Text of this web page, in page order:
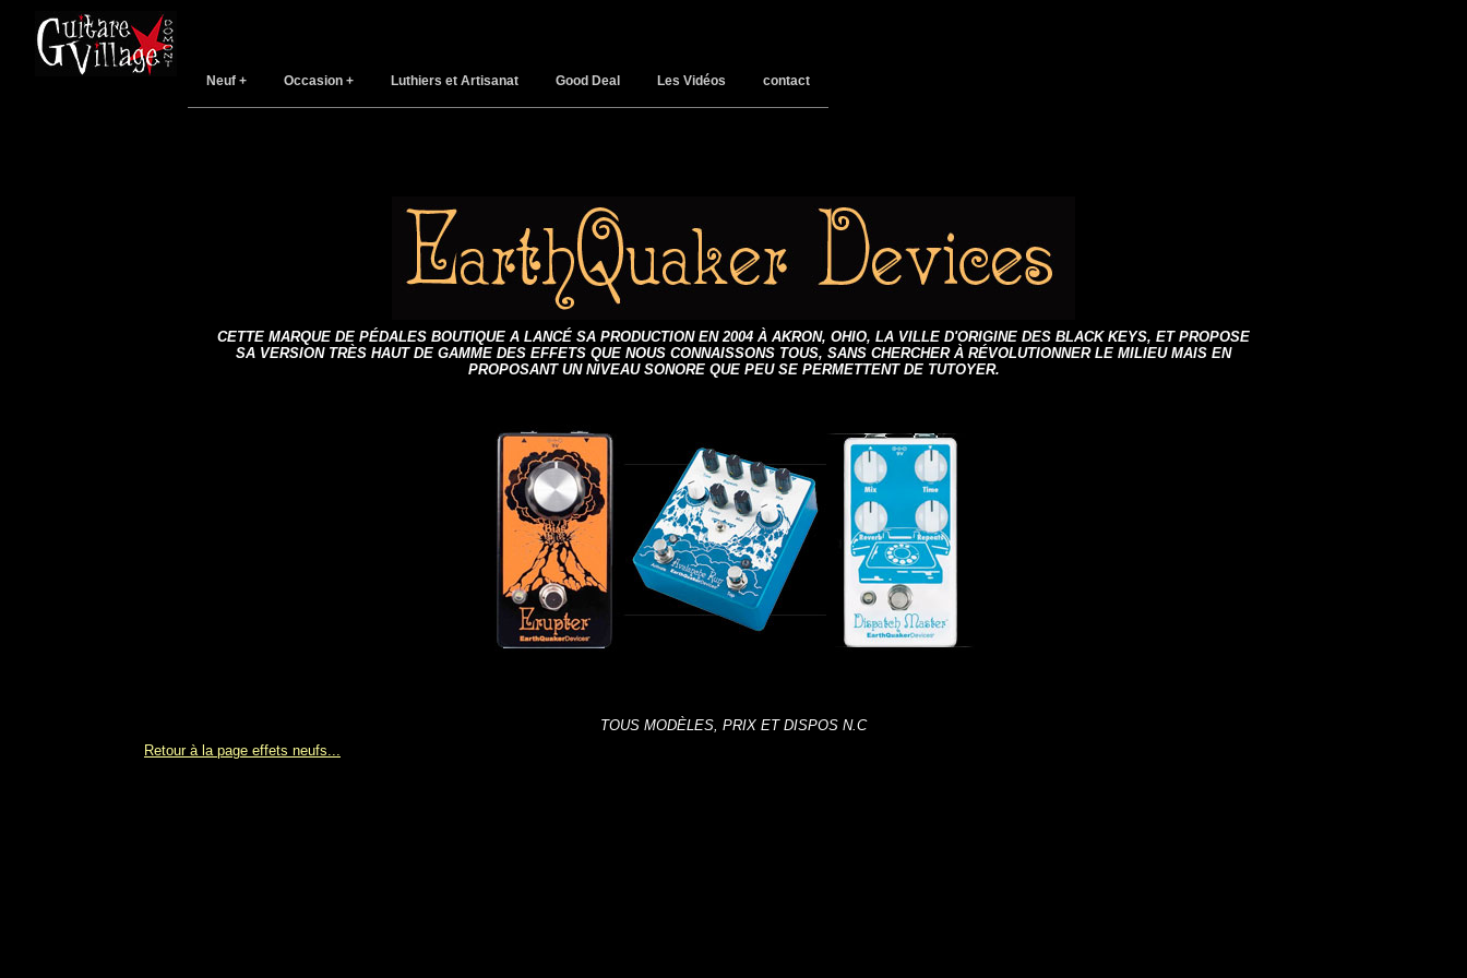
Neuf Occasion Luthiers et Artisanat Good Deal Les Vidéos contact
CETTE MARQUE DE PÉDALES BOUTIQUE A LANCÉ SA PRODUCTION EN 2004 À AKRON, OHIO, LA VILLE D'ORIGINE DES BLACK KEYS, ET PROPOSE
SA VERSION TRÈS HAUT DE GAMME DES EFFETS QUE NOUS CONNAISSONS TOUS, SANS CHERCHER À RÉVOLUTIONNER LE MILIEU MAIS EN
PROPOSANT UN NIVEAU SONORE QUE PEU SE PERMETTENT DE TUTOYER.
TOUS MODÈLES, PRIX ET DISPOS N.C
Retour à la page effets neufs...